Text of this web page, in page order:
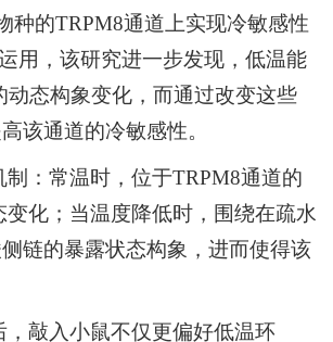
种的TRPM8通道上实现冷敏感性
用，该研究进一步发现，低温能
态构象变化，而通过改变这些
该通道的冷敏感性。
：常温时，位于TRPM8通道的
化；当温度降低时，围绕在疏水
链的暴露状态构象，进而使得该
敲入小鼠不仅更偏好低温环